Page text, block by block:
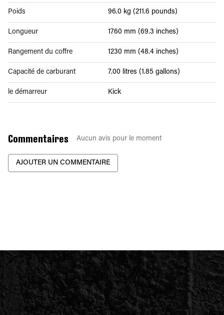
Poids 96.0 kg (211.6 pounds)
Longueur 1760 mm (69.3 inches)
Rangement du coffre 1230 mm (48.4 inches)
Capacité de carburant 7.00 litres (1.85 gallons)
le démarreur Kick
Commentaires Aucun avis pour le moment
AJOUTER UN COMMENTAIRE